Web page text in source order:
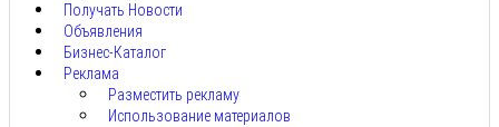
Получать Новости
Объявления
Бизнес-Каталог
Реклама
Разместить рекламу
Использование материалов